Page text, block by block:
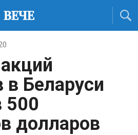
в Беларуси
500
долларов